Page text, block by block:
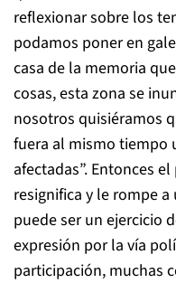
reflexionar sobre los
podamos poner en
casa de la memoria
cosas, esta zona se
nosotros quisiéramos
fuera al mismo tiempo
afectadas”. Entonces
resignifica y le rompe
puede ser un ejercicio
expresión por la vía
participación, muchas